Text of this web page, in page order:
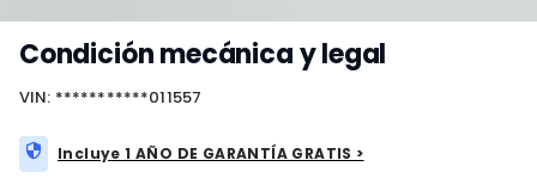
Condición mecánica y legal
VIN: ***********011557
Incluye 1 AÑO DE GARANTÍA GRATIS >